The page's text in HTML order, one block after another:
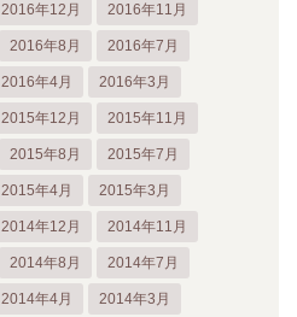
2016年12月 2016年11月
2016年8月 2016年7月
2016年4月 2016年3月
2015年12月 2015年11月
2015年8月 2015年7月
2015年4月 2015年3月
2014年12月 2014年11月
2014年8月 2014年7月
2014年4月 2014年3月